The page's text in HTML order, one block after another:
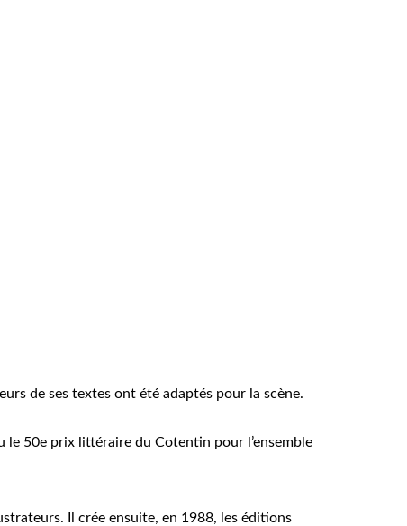
de ses textes ont été adaptés pour la scène.
le 50e prix littéraire du Cotentin pour l’ensemble
Il crée ensuite, en 1988, les éditions